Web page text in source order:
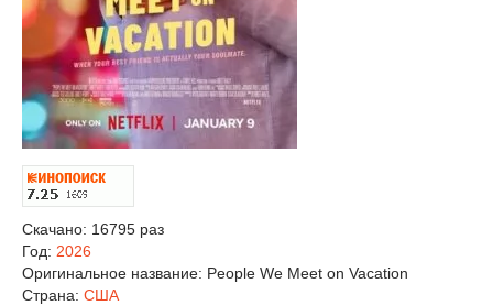
Скачано: 16795 раз
Год: 2026
Оригинальное название: People We Meet on Vacation
Страна: США